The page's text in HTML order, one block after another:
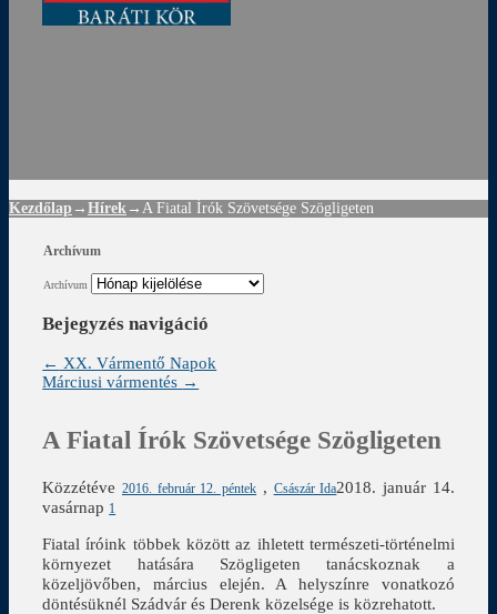
Kezdőlap → Hírek → A Fiatal Írók Szövetsége Szögligeten
Archívum
Archívum
Bejegyzés navigáció
← XX. Vármentő Napok
Márciusi vármentés →
A Fiatal Írók Szövetsége Szögligeten
Közzétéve 2016. február 12. péntek , Császár Ida2018. január 14.
vasárnap 1
Fiatal íróink többek között az ihletett természeti-történelmi
környezet hatására Szögligeten tanácskoznak a
közeljövőben, március elején. A helyszínre vonatkozó
döntésüknél Szádvár és Derenk közelsége is közrehatott.